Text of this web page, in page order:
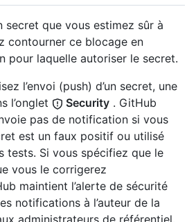
secret que vous estimez sûr à
contourner ce blocage en
pour laquelle autoriser le secret.
l’envoi (push) d’un secret, une
l’onglet
Security . GitHub
pas de notification si vous
est un faux positif ou utilisé
tests. Si vous spécifiez que le
vous le corrigerez
maintient l’alerte de sécurité
notifications à l’auteur de la
administrateurs de référentiel.